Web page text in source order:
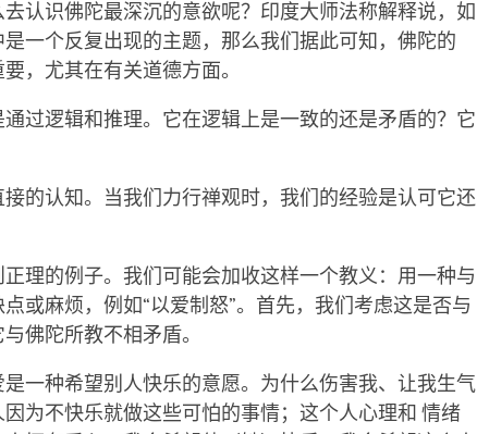
认识佛陀最深沉的意欲呢？印度大师法称解释说，如
一个反复出现的主题，那么我们据此可知，佛陀的
，尤其在有关道德方面。
过逻辑和推理。它在逻辑上是一致的还是矛盾的？它
的认知。当我们力行禅观时，我们的经验是认可它还
理的例子。我们可能会加收这样一个教义：用一种与
或麻烦，例如“以爱制怒”。首先，我们考虑这是否与
佛陀所教不相矛盾。
一种希望别人快乐的意愿。为什么伤害我、让我生气
为不快乐就做这些可怕的事情；这个人心理和 情绪